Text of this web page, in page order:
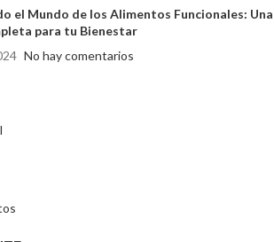
el Mundo de los Alimentos Funcionales: Una
para tu Bienestar
No hay comentarios